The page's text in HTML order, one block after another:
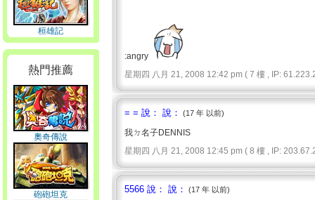
桓雄記
熱門推薦
奧奇傳說
砲砲坦克
:angry
星期四 八月 21, 2008 12:42 pm ( 7 樓 , IP:
= = 說： 說： (17 年 以前)
我ㄉ名子DENNIS
星期四 八月 21, 2008 12:45 pm ( 8 樓 , IP:
5566 說： 說： (17 年 以前)